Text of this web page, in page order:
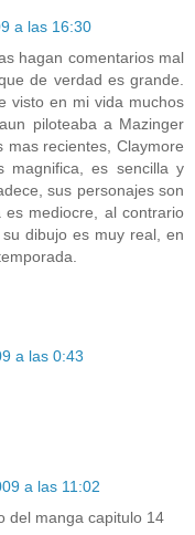
a las 16:30
hagan comentarios mal
de verdad es grande.
visto en mi vida muchos
piloteaba a Mazinger
mas recientes, Claymore
magnifica, es sencilla y
sus personajes son
mediocre, al contrario
dibujo es muy real, en
a las 0:43
a las 11:02
del manga capitulo 14